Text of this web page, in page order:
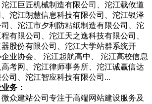
江巨匠机械制造有限公司、沱江载攸道
沱江朗慧信息科技有限公司、沱江银泽
、沱江市夕利防粘纸制造有限公司、沱
有限公司、沱江天之逸科技有限公司、
股份有限公司、沱江大学站群系统开
业协会、 沱江起航高中、 沱江高校信息
考网、沱江律师事务所、沱江诚赢信达
司、沱江智应科技有限公司...
务：
众建站公司专注于高端网站建设服务及